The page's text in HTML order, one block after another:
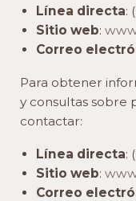
Línea directa:
Sitio web:
Correo
Para obtener
y consultas sobre
contactar:
Línea directa:
Sitio web:
Correo